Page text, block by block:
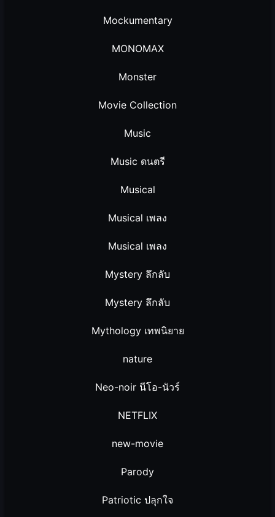
Mockumentary
MONOMAX
Monster
Movie Collection
Music
Music ดนตรี
Musical
Musical เพลง
Musical เพลง
Mystery ลึกลับ
Mystery ลึกลับ
Mythology เทพนิยาย
nature
Neo-noir นีโอ-นัวร์
NETFLIX
new-movie
Parody
Patriotic ปลุกใจ